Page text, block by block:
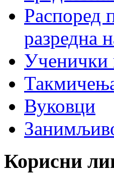
Распоред
разредна
Ученички
Вуковци
Корисни